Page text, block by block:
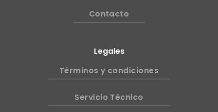
Contacto
Legales
Términos y condiciones
Servicio Técnico